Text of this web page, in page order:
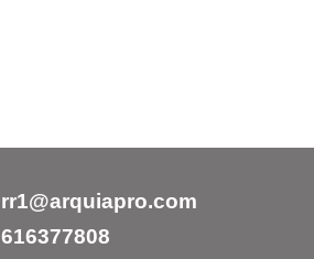
rr1@arquiapro.com
616377808